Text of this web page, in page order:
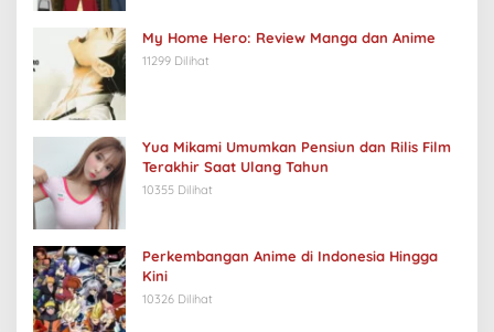
My Home Hero: Review Manga dan Anime
11299 Dilihat
Yua Mikami Umumkan Pensiun dan Rilis Film
Terakhir Saat Ulang Tahun
10355 Dilihat
Perkembangan Anime di Indonesia Hingga
Kini
10326 Dilihat